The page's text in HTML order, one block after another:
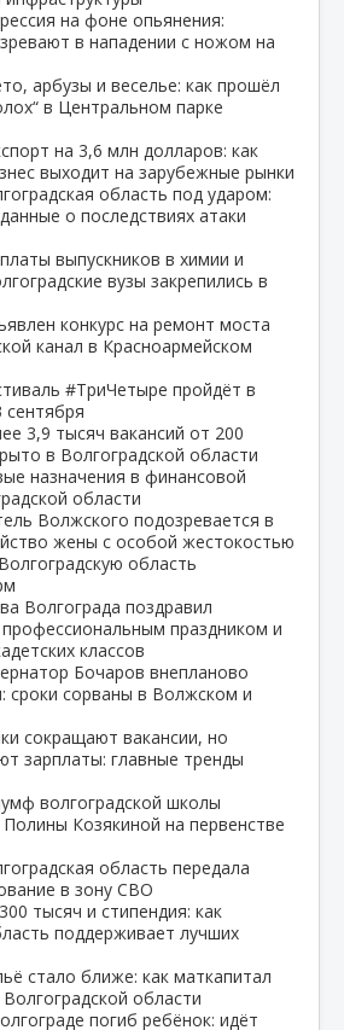
на фоне опьянения:
в нападении с ножом на
арбузы и веселье: как прошёл
в Центральном парке
на 3,6 млн долларов: как
выходит на зарубежные рынки
область под ударом:
о последствиях атаки
выпускников в химии и
вузы закрепились в
конкурс на ремонт моста
канал в Красноармейском
#ТриЧетыре пройдёт в
сентября
3,9 тысяч вакансий от 200
в Волгоградской области
назначения в финансовой
области
Волжского подозревается в
жены с особой жестокостью
область
Волгограда поздравил
праздником и
классов
Бочаров внепланово
сроки сорваны в Волжском и
сокращают вакансии, но
зарплаты: главные тренды
волгоградской школы
Козякиной на первенстве
область передала
в зону СВО
тысяч и стипендия: как
поддерживает лучших
стало ближе: как маткапитал
области
погиб ребёнок: идёт